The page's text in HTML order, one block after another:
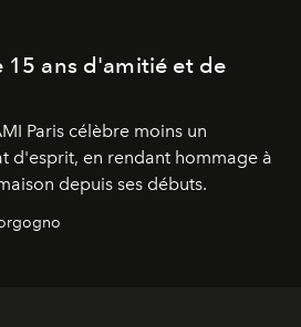
15 ans d'amitié et de
Paris célèbre moins un
d'esprit, en rendant hommage à
depuis ses débuts.